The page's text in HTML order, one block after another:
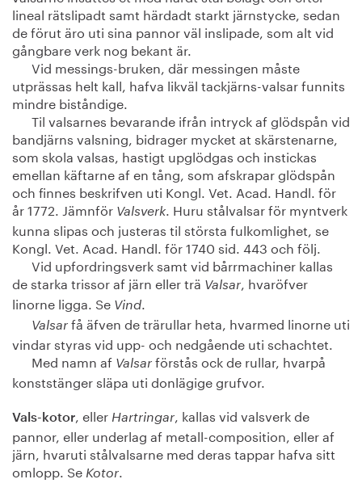
lineal rätslipadt samt härdadt starkt järnstycke, sedan
de förut äro uti sina pannor väl inslipade, som alt vid
gångbare verk nog bekant är.
Vid messings-bruken, där messingen måste
utprässas helt kall, hafva likväl tackjärns-valsar funnits
mindre biståndige.
Til valsarnes bevarande ifrån intryck af glödspån vid
bandjärns valsning, bidrager mycket at skärstenarne,
som skola valsas, hastigt upglödgas och instickas
emellan käftarne af en tång, som afskrapar glödspån
och finnes beskrifven uti Kongl. Vet. Acad. Handl. för
år 1772. Jämnför Valsverk. Huru stålvalsar för myntverk
kunna slipas och justeras til största fulkomlighet, se
Kongl. Vet. Acad. Handl. för 1740 sid. 443 och följ.
Vid upfordringsverk samt vid bårrmachiner kallas
de starka trissor af järn eller trä Valsar, hvaröfver
linorne ligga. Se Vind.
Valsar få äfven de trärullar heta, hvarmed linorne uti
vindar styras vid upp- och nedgående uti schachtet.
Med namn af Valsar förstås ock de rullar, hvarpå
konststänger släpa uti donlägige grufvor.
Vals-kotor, eller Hartringar, kallas vid valsverk de
pannor, eller underlag af metall-composition, eller af
järn, hvaruti stålvalsarne med deras tappar hafva sitt
omlopp. Se Kotor.